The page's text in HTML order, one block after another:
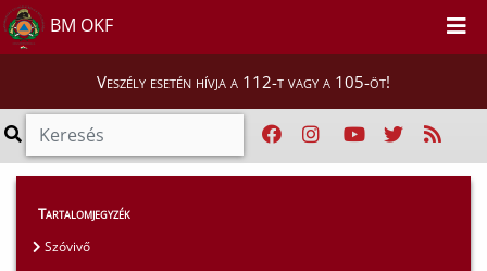
BM OKF
Veszély esetén hívja a 112-t vagy a 105-öt!
Magunkról
Tartalomjegyzék
Szóvivő